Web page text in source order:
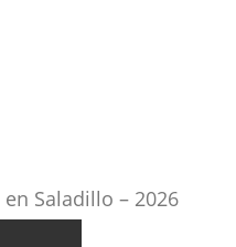
Saladillo – 2026